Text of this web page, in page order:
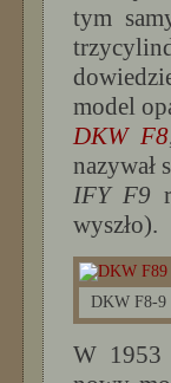
tym
model
DKW F8
nazywał
IFY F9
wyszło).
DKW F8-9
W 1953